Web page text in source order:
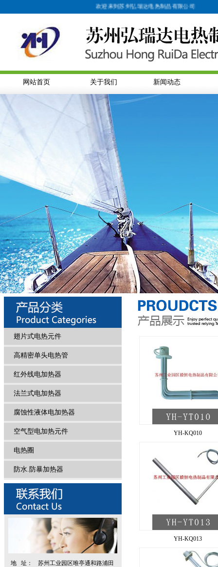
欢迎来到苏州弘瑞达电热制品有限公司
网站首页 关于我们 新闻动态
翅片式电热元件
高精密单头电热管
红外线电加热器
法兰式电加热器
腐蚀性液体电加热器
空气型电加热元件
电热圈
防水.防暴加热器
地 址：
苏州工业园区唯亭通和路浦田
YH-KQ010
YH-KQ013